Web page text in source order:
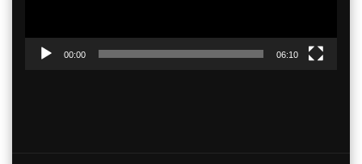
00:00 06:10